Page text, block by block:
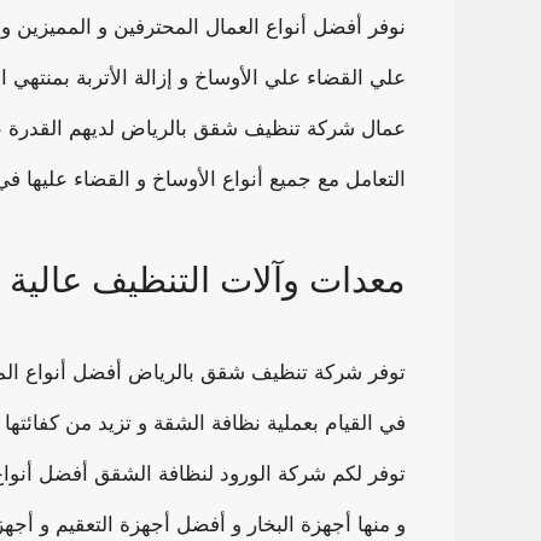
نوفر أفضل أنواع العمال المحترفين و المميزين و
علي القضاء علي الأوساخ و إزالة الأتربة
عمال شركة تنظيف شقق بالرياض لديهم
التعامل مع جميع أنواع الأوساخ و القضاء
معدات وآلات التنظيف عالية
توفر شركة تنظيف شقق بالرياض أفضل أنواع
في القيام بعملية نظافة الشقة و تزيد من
توفر لكم شركة الورود لنظافة الشقق أفضل
و منها أجهزة البخار و أفضل أجهزة التعقيم و